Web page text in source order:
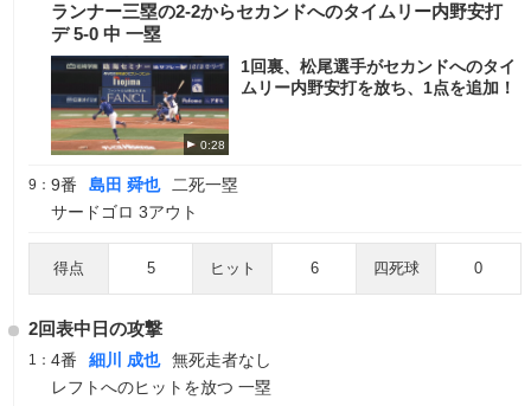
ランナー三塁の2-2からセカンドへのタイムリー内野安打
デ 5-0 中 一塁
0:28
1回裏、松尾選手がセカンドへのタイ
ムリー内野安打を放ち、1点を追加！
9： 9番 島田 舜也
二死一塁
サードゴロ 3アウト
得点 5 ヒット 6 四死球 0
2回表中日の攻撃
1： 4番 細川 成也
無死走者なし
レフトへのヒットを放つ 一塁